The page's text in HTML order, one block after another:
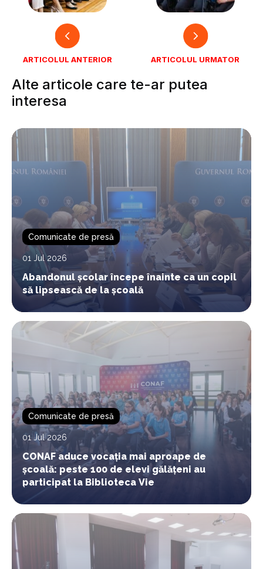
ARTICOLUL ANTERIOR ARTICOLUL URMATOR
Alte articole care te-ar putea
interesa
Comunicate de presă
01 Jul 2026
Abandonul școlar începe înainte ca un copil
să lipsească de la școală
Comunicate de presă
01 Jul 2026
CONAF aduce vocația mai aproape de
școală: peste 100 de elevi gălățeni au
participat la Biblioteca Vie